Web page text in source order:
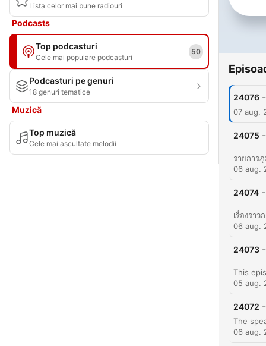
Lista celor mai bune radiouri
Podcasts
Top podcasturi
Cele mai populare podcasturi
50
Podcasturi pe genuri
18 genuri tematice
Muzică
Top muzică
Cele mai ascultate melodii
24076 -
07 aug.
24075 -
06 aug.
24074 -
06 aug.
24073 -
05 aug.
24072 -
06 aug.